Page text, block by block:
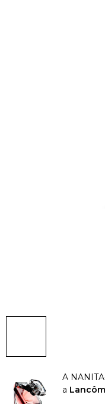
A
a